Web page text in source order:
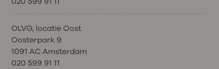
OLVG, locatie Oost
Oosterpark 9
1091 AC Amsterdam
020 599 91 11